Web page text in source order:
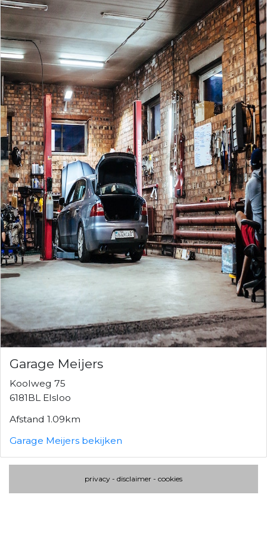
Garage Meijers
Koolweg 75
6181BL Elsloo
Afstand 1.09km
Garage Meijers bekijken
privacy - disclaimer - cookies